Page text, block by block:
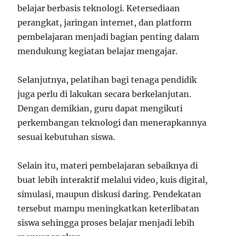
belajar berbasis teknologi. Ketersediaan
perangkat, jaringan internet, dan platform
pembelajaran menjadi bagian penting dalam
mendukung kegiatan belajar mengajar.
Selanjutnya, pelatihan bagi tenaga pendidik
juga perlu di lakukan secara berkelanjutan.
Dengan demikian, guru dapat mengikuti
perkembangan teknologi dan menerapkannya
sesuai kebutuhan siswa.
Selain itu, materi pembelajaran sebaiknya di
buat lebih interaktif melalui video, kuis digital,
simulasi, maupun diskusi daring. Pendekatan
tersebut mampu meningkatkan keterlibatan
siswa sehingga proses belajar menjadi lebih